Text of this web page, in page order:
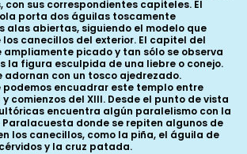
con sus correspondientes capiteles. El
porta dos águilas toscamente
alas abiertas, siguiendo el modelo que
los canecillos del exterior. El capitel del
picado y tan sólo se observa
la figura esculpida de una liebre o conejo.
adornan con un tosco ajedrezado.
encuadrar este templo entre
comienzos del XIII. Desde el punto de vista
encuentra algún paralelismo con la
donde se repiten algunos de
los canecillos, como la piña, el águila de
y la cruz patada.